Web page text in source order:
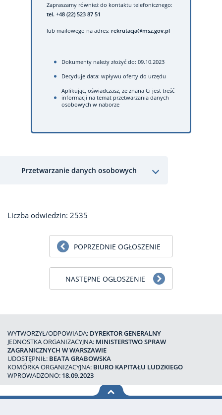
Zapraszamy również do kontaktu telefonicznego:
tel. +48 (22) 523 87 51
lub mailowego na adres: rekrutacja@msz.gov.pl
Dokumenty należy złożyć do: 09.10.2023
Decyduje data: wpływu oferty do urzędu
Aplikując, oświadczasz, że znana Ci jest treść
informacji na temat przetwarzania danych
osobowych w naborze
Przetwarzanie danych osobowych
Liczba odwiedzin: 2535
POPRZEDNIE OGŁOSZENIE
NASTĘPNE OGŁOSZENIE
WYTWORZYŁ/ODPOWIADA: DYREKTOR GENERALNY
JEDNOSTKA ORGANIZACYJNA: MINISTERSTWO SPRAW
ZAGRANICZNYCH W WARSZAWIE
UDOSTĘPNIŁ: BEATA GRABOWSKA
KOMÓRKA ORGANIZACYJNA: BIURO KAPITAŁU LUDZKIEGO
WPROWADZONO: 18.09.2023
na górę